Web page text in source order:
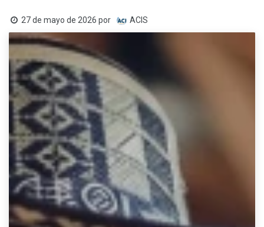
27 de mayo de 2026 por ACIS